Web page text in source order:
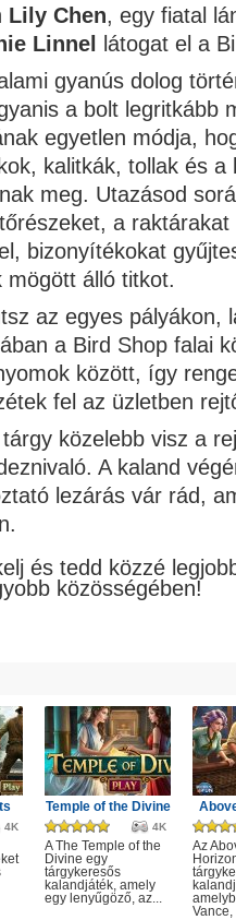
Lily Chen, egy fiatal
Linnel
látogat el a
gyanús dolog
a bolt legritkább
egyetlen módja,
kalitkák, tollak és a
meg. Utazásod
a
bizonyítékokat
álló titkot.
az egyes pályákon,
a Bird Shop falai
között, így
fel az üzletben
közelebb visz a
A kaland
lezárás vár rád,
és tedd közzé
közösségében!
4K
Temple of the Divine
4K
A The Temple of the
Divine egy
tárgykeresős
kalandjáték, amely
egy lenyűgöző, az...
Az
Vance,